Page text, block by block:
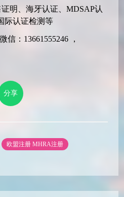
明、海牙认证、MDSAP认
际认证检测等
信：13661555246 ，
分享
欧盟注册 MHRA注册